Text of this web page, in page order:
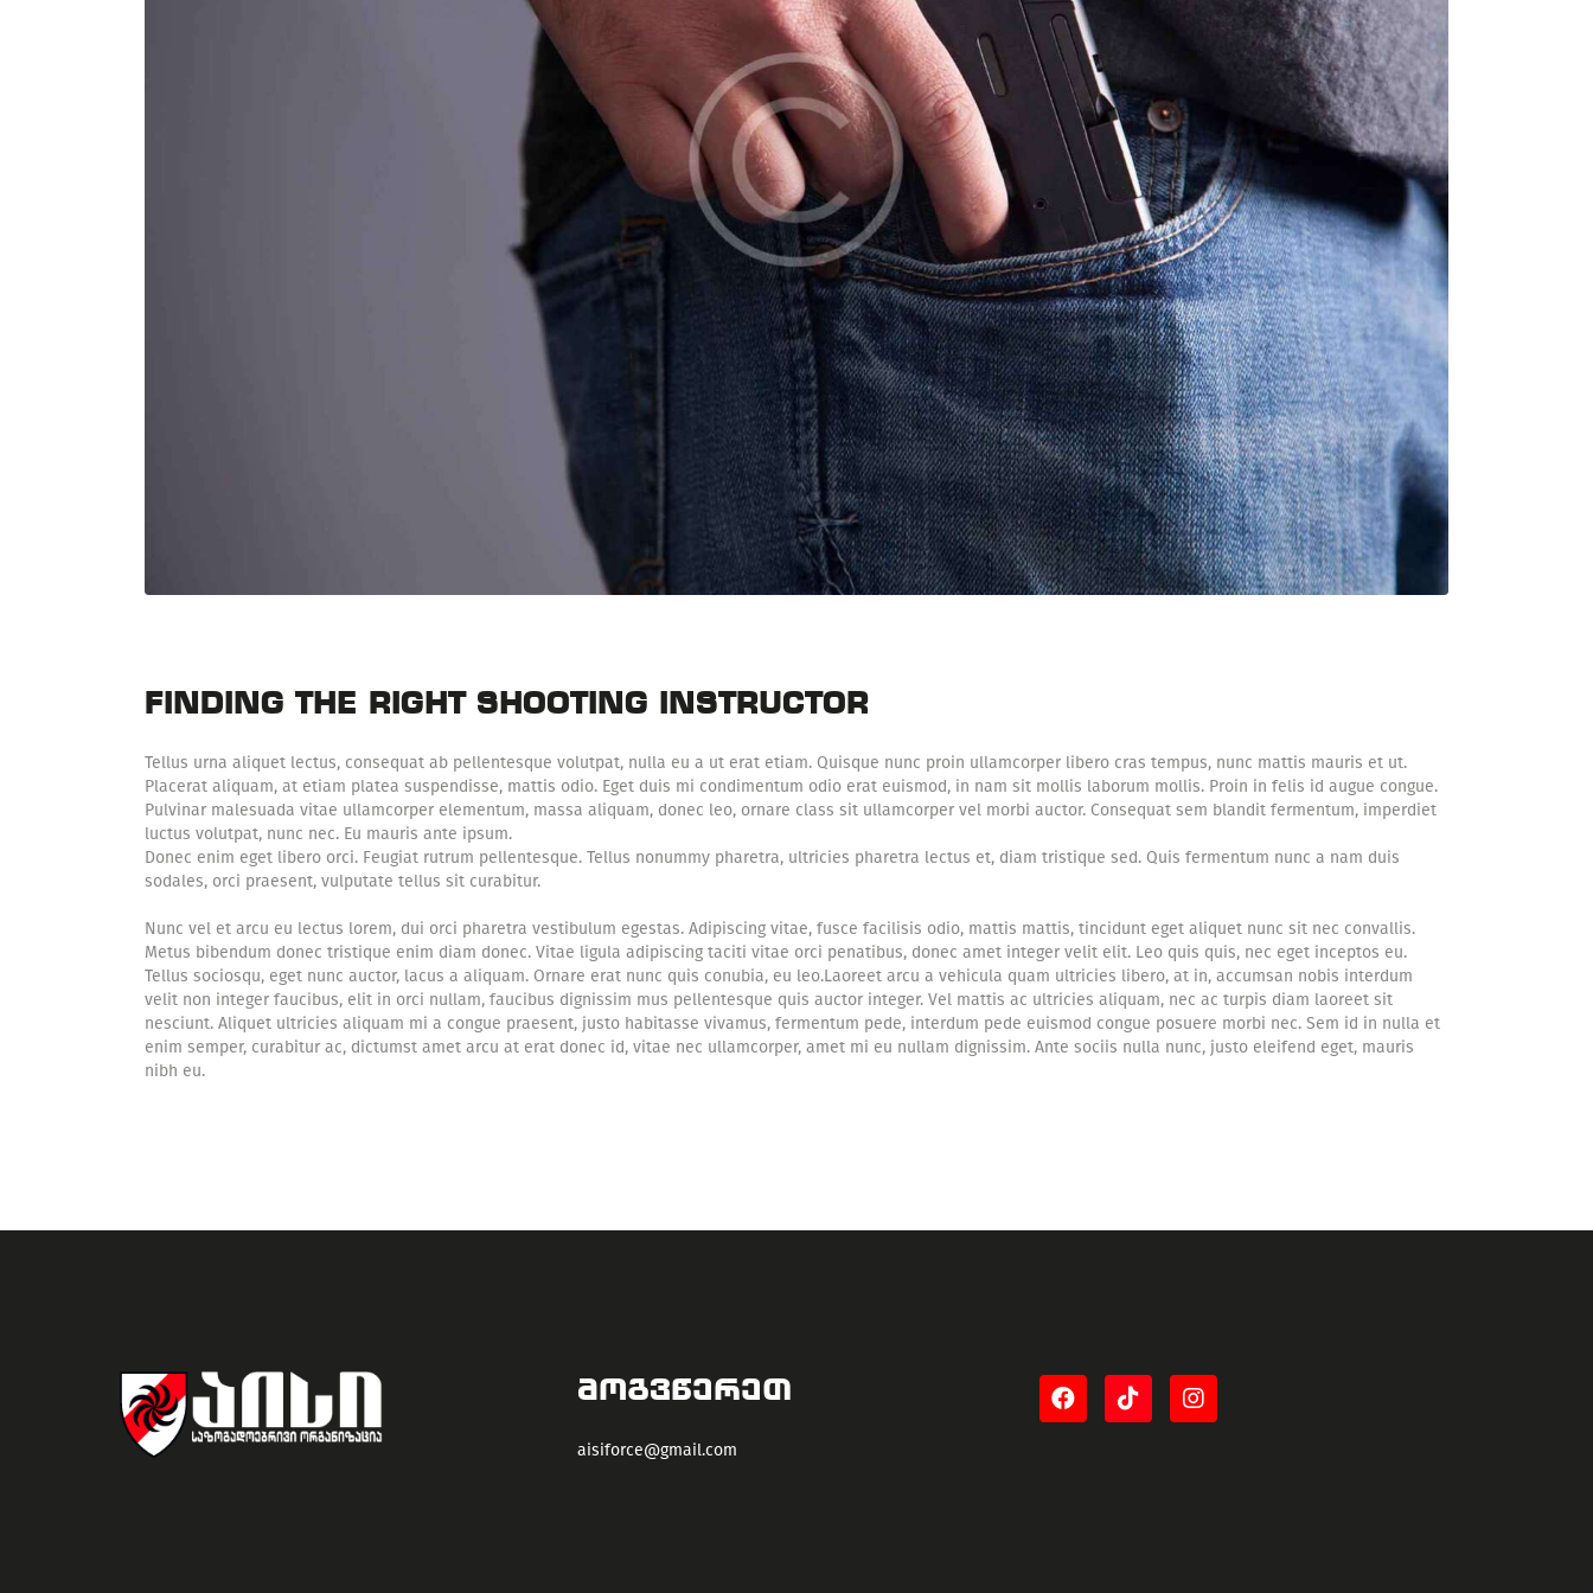
FINDING THE RIGHT SHOOTING INSTRUCTOR
Tellus urna aliquet lectus, consequat ab pellentesque volutpat, nulla eu a ut erat etiam. Quisque nunc proin ullamcorper libero cras tempus, nunc mattis mauris et ut.
Placerat aliquam, at etiam platea suspendisse, mattis odio. Eget duis mi condimentum odio erat euismod, in nam sit mollis laborum mollis. Proin in felis id augue congue.
Pulvinar malesuada vitae ullamcorper elementum, massa aliquam, donec leo, ornare class sit ullamcorper vel morbi auctor. Consequat sem blandit fermentum, imperdiet
luctus volutpat, nunc nec. Eu mauris ante ipsum.
Donec enim eget libero orci. Feugiat rutrum pellentesque. Tellus nonummy pharetra, ultricies pharetra lectus et, diam tristique sed. Quis fermentum nunc a nam duis
sodales, orci praesent, vulputate tellus sit curabitur.
Nunc vel et arcu eu lectus lorem, dui orci pharetra vestibulum egestas. Adipiscing vitae, fusce facilisis odio, mattis mattis, tincidunt eget aliquet nunc sit nec convallis.
Metus bibendum donec tristique enim diam donec. Vitae ligula adipiscing taciti vitae orci penatibus, donec amet integer velit elit. Leo quis quis, nec eget inceptos eu.
Tellus sociosqu, eget nunc auctor, lacus a aliquam. Ornare erat nunc quis conubia, eu leo.Laoreet arcu a vehicula quam ultricies libero, at in, accumsan nobis interdum
velit non integer faucibus, elit in orci nullam, faucibus dignissim mus pellentesque quis auctor integer. Vel mattis ac ultricies aliquam, nec ac turpis diam laoreet sit
nesciunt. Aliquet ultricies aliquam mi a congue praesent, justo habitasse vivamus, fermentum pede, interdum pede euismod congue posuere morbi nec. Sem id in nulla et
enim semper, curabitur ac, dictumst amet arcu at erat donec id, vitae nec ullamcorper, amet mi eu nullam dignissim. Ante sociis nulla nunc, justo eleifend eget, mauris
nibh eu.
ᲛᲝᲒᲕᲬᲔᲠᲔᲗ
aisiforce@gmail.com